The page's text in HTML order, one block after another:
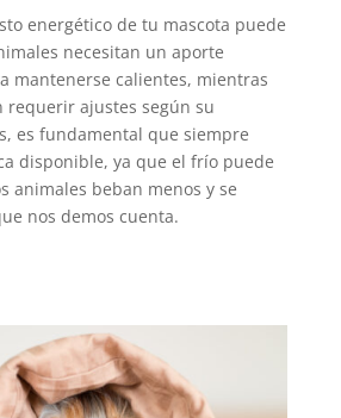
energético de tu mascota puede
necesitan un aporte
mantenerse calientes, mientras
requerir ajustes según su
es fundamental que siempre
disponible, ya que el frío puede
animales beban menos y se
nos demos cuenta.